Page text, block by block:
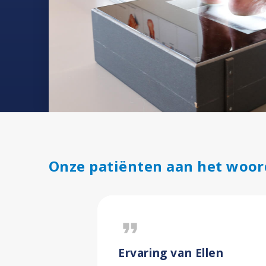
Onze patiënten aan het
format_quote
Ervaring van Ellen